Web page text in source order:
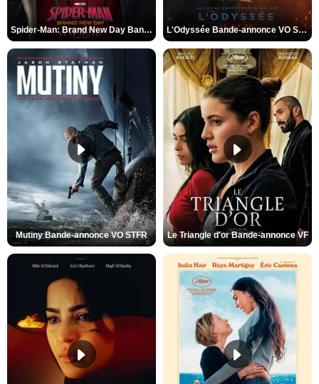
Spider-Man: Brand New Day Bande-annonce VO STFR L'Odyssée Bande-annonce VO STFR
Mutiny Bande-annonce VO STFR Le Triangle d'or Bande-annonce VF